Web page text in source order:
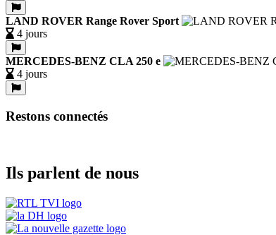
LAND ROVER Range Rover Sport
4 jours
MERCEDES-BENZ CLA 250 e
4 jours
Restons connectés
Ils parlent de nous